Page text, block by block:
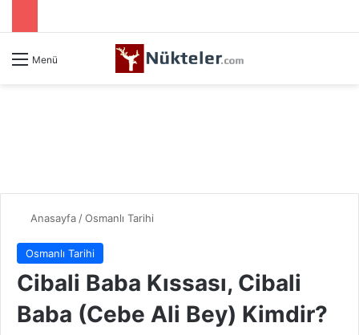
Menü
Anasayfa /Osmanlı Tarihi
Osmanlı Tarihi
Cibali Baba Kıssası, Cibali
Baba (Cebe Ali Bey) Kimdir?